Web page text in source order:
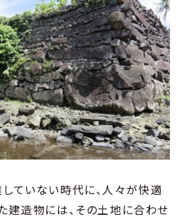
ていない時代に、人々が快適
建造物には、その土地に合わせ